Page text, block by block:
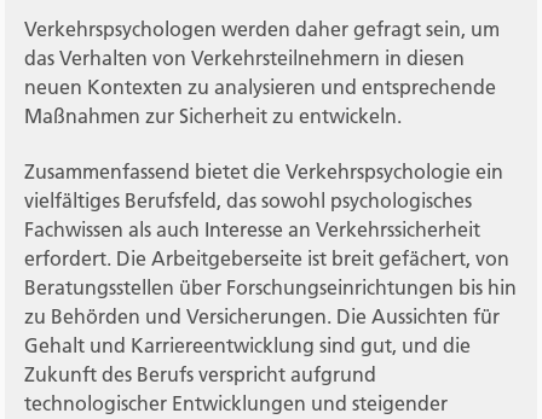
Verkehrspsychologen werden daher gefragt sein, um
das Verhalten von Verkehrsteilnehmern in diesen
neuen Kontexten zu analysieren und entsprechende
Maßnahmen zur Sicherheit zu entwickeln.
Zusammenfassend bietet die Verkehrspsychologie ein
vielfältiges Berufsfeld, das sowohl psychologisches
Fachwissen als auch Interesse an Verkehrssicherheit
erfordert. Die Arbeitgeberseite ist breit gefächert, von
Beratungsstellen über Forschungseinrichtungen bis hin
zu Behörden und Versicherungen. Die Aussichten für
Gehalt und Karriereentwicklung sind gut, und die
Zukunft des Berufs verspricht aufgrund
technologischer Entwicklungen und steigender